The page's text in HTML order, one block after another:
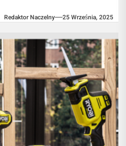
Redaktor Naczelny 25 Września, 2025